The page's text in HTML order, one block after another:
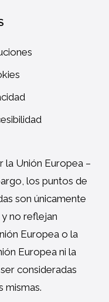
la Unión Europea –
los puntos de
son únicamente
no reflejan
Europea o la
Europea ni la
consideradas
mismas.